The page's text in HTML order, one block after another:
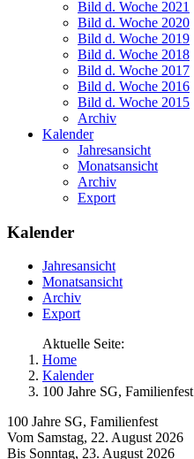
Bild d. Woche 2021
Bild d. Woche 2020
Bild d. Woche 2019
Bild d. Woche 2018
Bild d. Woche 2017
Bild d. Woche 2016
Bild d. Woche 2015
Archiv
Kalender
Jahresansicht
Monatsansicht
Archiv
Export
Kalender
Jahresansicht
Monatsansicht
Archiv
Export
Aktuelle Seite:
Home
Kalender
100 Jahre SG, Familienfest
100 Jahre SG, Familienfest
Vom Samstag, 22. August 2026
Bis Sonntag, 23. August 2026